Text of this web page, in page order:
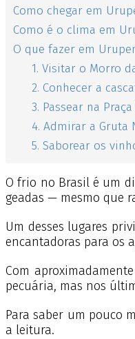
Como chegar em
Como é o clima em
O que fazer em
1. Visitar o Morro
2. Conhecer a
3. Passear na
4. Admirar a Gruta
5. Saborear os
O frio no Brasil é um
geadas — mesmo que
Um desses lugares
encantadoras para os
Com
pecuária, mas nos
Para saber um pouco
a leitura.